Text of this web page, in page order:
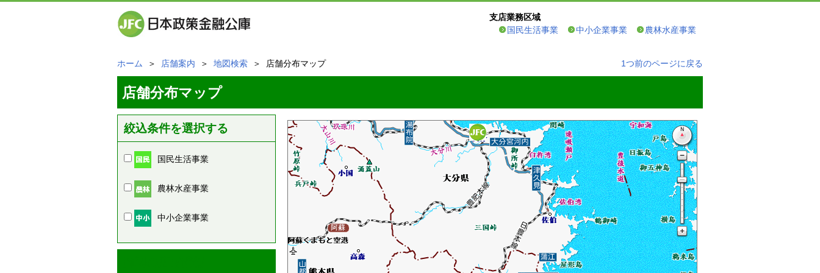
支店業務区域
国民生活事業
中小企業事業 農林水産事業
ホーム ＞ 店舗案内 ＞ 地図検索 ＞ 店舗分布マップ 1つ前のページに戻る
店舗分布マップ
絞込条件を選択する
国民生活事業
農林水産事業
中小企業事業